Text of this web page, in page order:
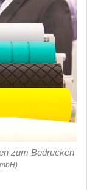
zum Bedrucken